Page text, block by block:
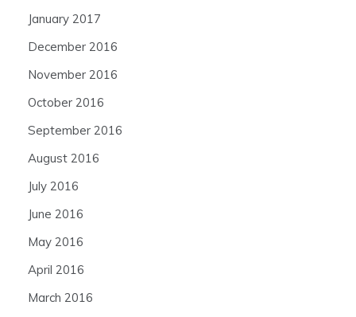
January 2017
December 2016
November 2016
October 2016
September 2016
August 2016
July 2016
June 2016
May 2016
April 2016
March 2016